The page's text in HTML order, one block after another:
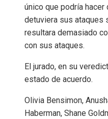
único que podría hacer
detuviera sus ataques
resultara demasiado
con sus ataques.
El jurado, en su
estado de acuerdo.
Olivia Bensimon,
Haberman, Shane